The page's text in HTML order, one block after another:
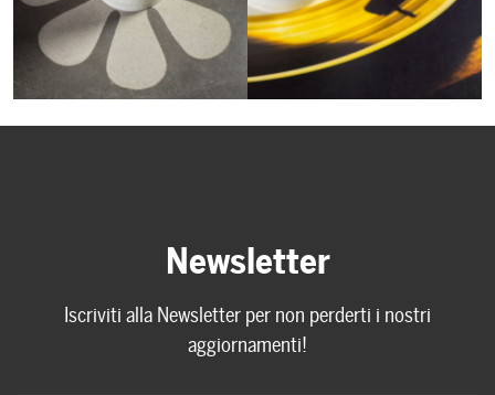
Newsletter
Iscriviti alla Newsletter per non perderti i nostri
aggiornamenti!